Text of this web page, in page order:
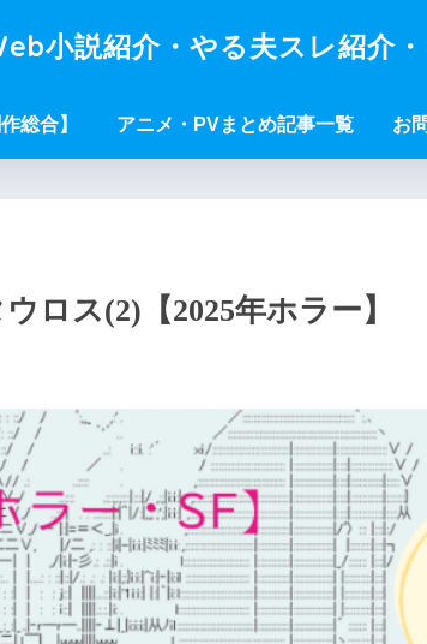
小説紹介・やる夫スレ紹介
総合】 アニメ・PVまとめ記事一覧 お
ロス(2)【2025年ホラー】